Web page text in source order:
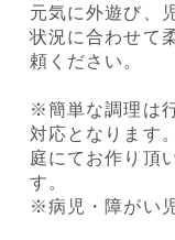
元気に外遊び、
状況に合わせて
頼ください。
※簡単な調理は
対応となります
庭にてお作り頂
す。
※病児・障がい